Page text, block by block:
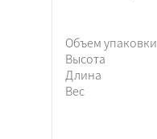
Объем упаковки
Высота
Длина
Вес